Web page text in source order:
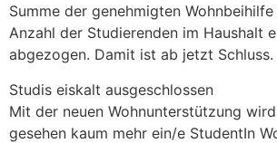
Summe der genehmigten
Anzahl der Studierenden im Haushalt
abgezogen. Damit ist ab jetzt Schluss.
Studis eiskalt ausgeschlossen
Mit der neuen Wohnunterstützung
gesehen kaum mehr ein/e StudentIn